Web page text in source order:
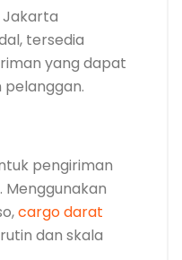
Jakarta
tersedia
yang dapat
pelanggan.
pengiriman
Menggunakan
cargo darat
dan skala